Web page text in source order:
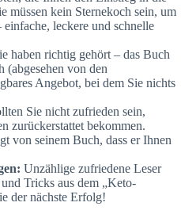
müssen kein Sternekoch sein, um
leckere und schnelle
haben richtig gehört – das Buch
(abgesehen von den
Angebot, bei dem Sie nichts
Sie nicht zufrieden sein,
zurückerstattet bekommen.
von seinem Buch, dass er Ihnen
Unzählige zufriedene Leser
Tricks aus dem „Keto-
der nächste Erfolg!